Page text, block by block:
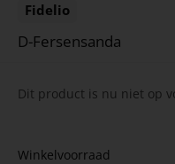
Fidelio
D-Fersensanda
Dit product is nu niet op
Winkelvoorraad